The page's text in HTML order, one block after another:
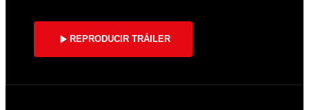
REPRODUCIR TRÁILER